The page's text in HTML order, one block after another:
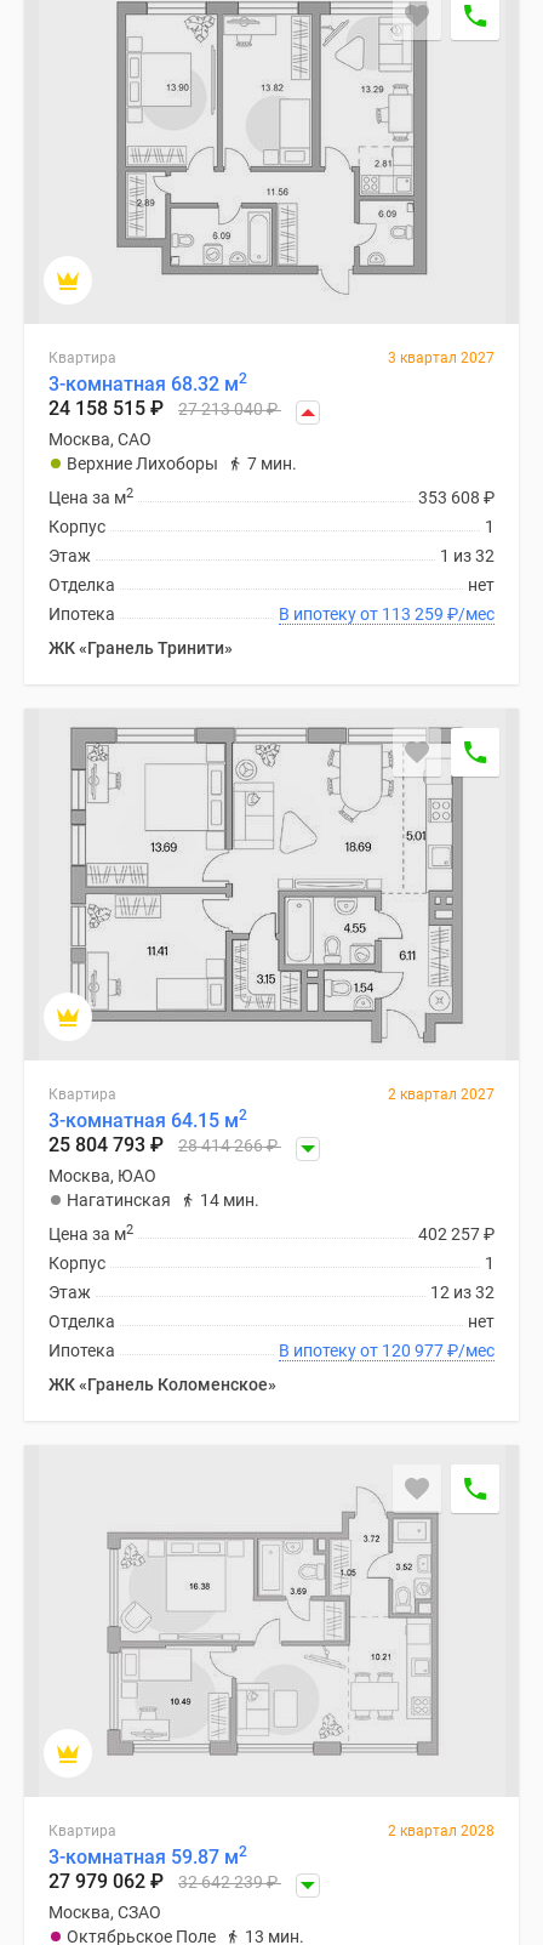
Квартира 3 квартал 2027
3-комнатная 68.32 м2
24 158 515 ₽ 27 213 040₽
Москва, САО
Верхние Лихоборы
7 мин.
353 608 ₽
Цена за м2
1
Корпус
1 из 32
Этаж
нет
Отделка
В ипотеку от 113 259 ₽/мес
Ипотека
ЖК «Гранель Тринити»
Квартира 2 квартал 2027
3-комнатная 64.15 м2
25 804 793 ₽ 28 414 266₽
Москва, ЮАО
Нагатинская
14 мин.
402 257₽
Цена за м2
1
Корпус
12 из 32
Этаж
нет
Отделка
В ипотеку от 120 977₽/мес
Ипотека
ЖК «Гранель Коломенское»
Квартира 2 квартал 2028
3-комнатная 59.87 м2
27 979 062 ₽ 32 642 239₽
Москва, СЗАО
Октябрьское Поле
13 мин.